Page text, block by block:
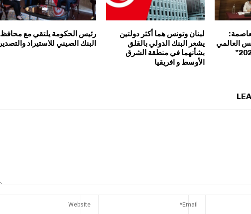
العالمي
لبنان وتونس هما أكثر دولتين
يشعر البنك الدولي بالقلق
بشأنهما في منطقة الشرق
الأوسط و افريقيا
رئيس الحكومة يلتقي مع محافظ
البنك الصيني للاستيراد والتصدير